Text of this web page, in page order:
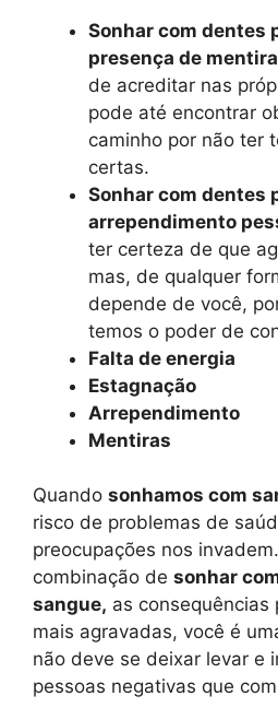
Sonhar com dentes
presença de
de acreditar nas
pode até encontrar
caminho por não ter
certas.
Sonhar com dentes
arrependimento
ter certeza de que
mas, de qualquer
depende de você,
temos o poder de
Falta de energia
Estagnação
Arrependimento
Mentiras
Quando sonhamos com
risco de problemas de
preocupações nos
combinação de sonhar
sangue, as consequências
mais agravadas, você é
não deve se deixar levar e
pessoas negativas que